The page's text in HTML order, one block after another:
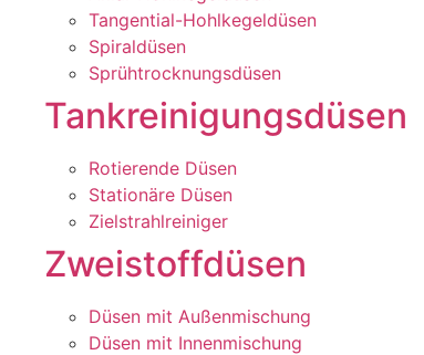
Tangential-Hohlkegeldüsen
Spiraldüsen
Sprühtrocknungsdüsen
Tankreinigungsdüsen
Rotierende Düsen
Stationäre Düsen
Zielstrahlreiniger
Zweistoffdüsen
Düsen mit Außenmischung
Düsen mit Innenmischung